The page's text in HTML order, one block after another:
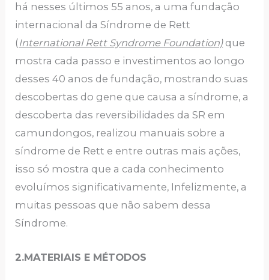
há nesses últimos 55 anos, a uma fundação
internacional da Síndrome de Rett
(International Rett Syndrome Foundation)que
mostra cada passo e investimentos ao longo
desses 40 anos de fundação, mostrando suas
descobertas do gene que causa a síndrome, a
descoberta das reversibilidades da SR em
camundongos, realizou manuais sobre a
síndrome de Rett e entre outras mais ações,
isso só mostra que a cada conhecimento
evoluímos significativamente, Infelizmente, a
muitas pessoas que não sabem dessa
Síndrome.
2.MATERIAIS E MÉTODOS